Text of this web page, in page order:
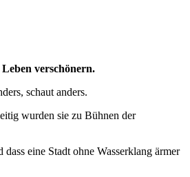
verschönern.
schaut anders.
wurden sie zu Bühnen der
eine Stadt ohne Wasserklang ärmer